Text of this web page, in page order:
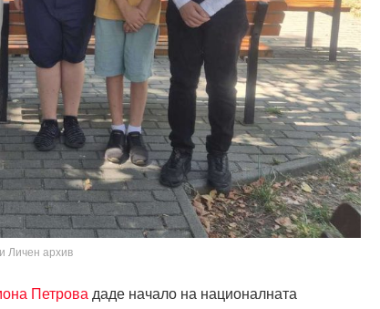
Личен архив
Петрова даде начало на националната